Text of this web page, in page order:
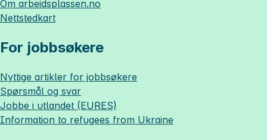
Om arbeidsplassen.no
Nettstedkart
For jobbsøkere
Nyttige artikler for jobbsøkere
Spørsmål og svar
Jobbe i utlandet (EURES)
Information to refugees from Ukraine